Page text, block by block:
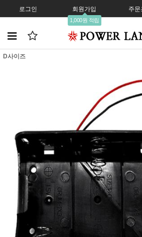
로그인 회원가입
1,000원 적립
주문
D사이즈